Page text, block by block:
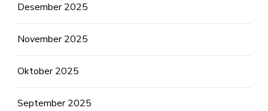
Desember 2025
November 2025
Oktober 2025
September 2025